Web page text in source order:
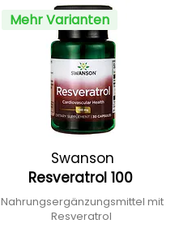
Mehr Varianten
Swanson
Resveratrol 100
Nahrungsergänzungsmittel mit
Resveratrol